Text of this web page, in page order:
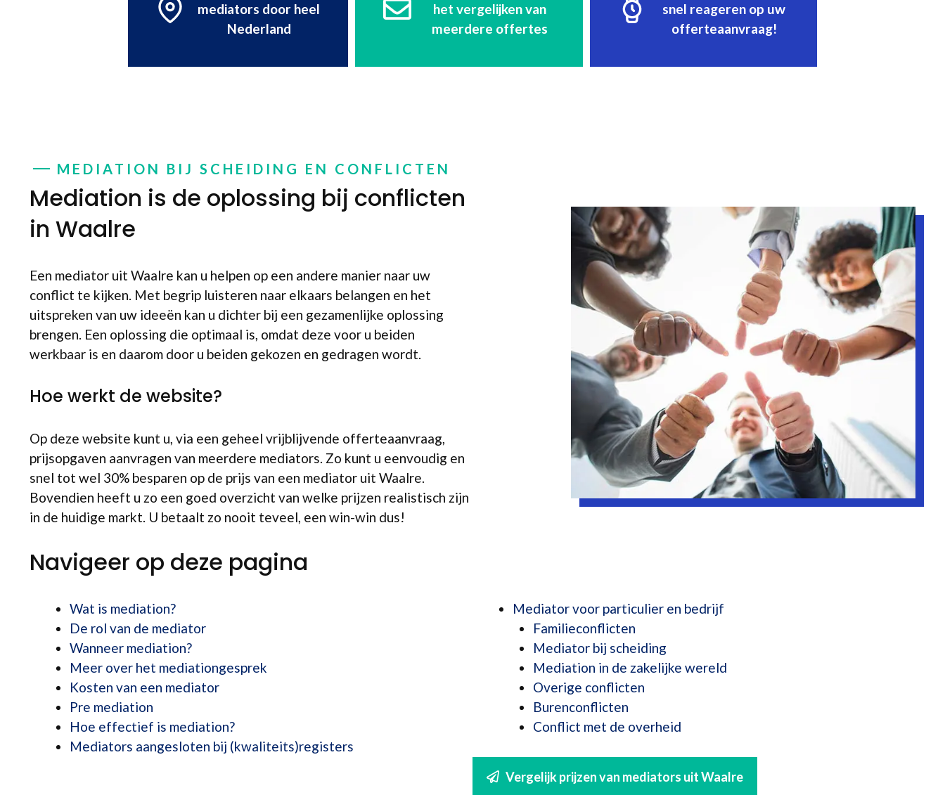
mediators door heel
Nederland
het vergelijken van
meerdere offertes
snel reageren op uw
offerteaanvraag!
MEDIATION BIJ SCHEIDING EN CONFLICTEN
Mediation is de oplossing bij conflicten
in Waalre
Een mediator uit Waalre kan u helpen op een andere manier naar uw
conflict te kijken. Met begrip luisteren naar elkaars belangen en het
uitspreken van uw ideeën kan u dichter bij een gezamenlijke oplossing
brengen. Een oplossing die optimaal is, omdat deze voor u beiden
werkbaar is en daarom door u beiden gekozen en gedragen wordt.
Hoe werkt de website?
Op deze website kunt u, via een geheel vrijblijvende offerteaanvraag,
prijsopgaven aanvragen van meerdere mediators. Zo kunt u eenvoudig en
snel tot wel 30% besparen op de prijs van een mediator uit Waalre.
Bovendien heeft u zo een goed overzicht van welke prijzen realistisch zijn
in de huidige markt. U betaalt zo nooit teveel, een win-win dus!
Navigeer op deze pagina
Wat is mediation?
De rol van de mediator
Wanneer mediation?
Meer over het mediationgesprek
Kosten van een mediator
Pre mediation
Hoe effectief is mediation?
Mediators aangesloten bij (kwaliteits)registers
Mediator voor particulier en bedrijf
Familieconflicten
Mediator bij scheiding
Mediation in de zakelijke wereld
Overige conflicten
Burenconflicten
Conflict met de overheid
Vergelijk prijzen van mediators uit Waalre